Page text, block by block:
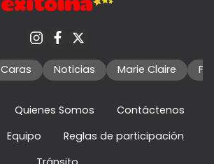
Caras Noticias Marie Claire
Quienes Somos
Contáctenos
Equipo
Reglas de participación